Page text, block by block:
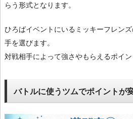
らう形式となります。
ひろばイベントにいるミッキーフレン
手を選びます。
対戦相手によって強さやもらえるポイン
バトルに使うツムでポイントが